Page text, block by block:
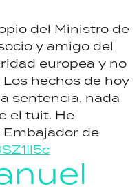
del Ministro de
y amigo del
europea y no
hechos de hoy
sentencia, nada
el tuit. He
de